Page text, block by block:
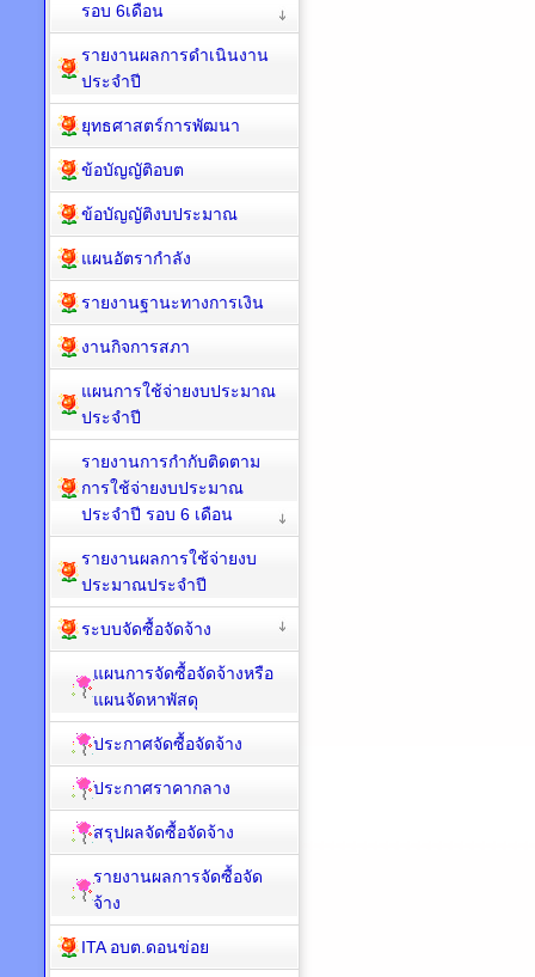
รอบ 6เดือน
รายงานผลการดำเนินงาน
ประจำปี
ยุทธศาสตร์การพัฒนา
ข้อบัญญัติอบต
ข้อบัญญัติงบประมาณ
แผนอัตรากำลัง
รายงานฐานะทางการเงิน
งานกิจการสภา
แผนการใช้จ่ายงบประมาณ
ประจำปี
รายงานการกำกับติดตาม
การใช้จ่ายงบประมาณ
ประจำปี รอบ 6 เดือน
รายงานผลการใช้จ่ายงบ
ประมาณประจำปี
ระบบจัดซื้อจัดจ้าง
แผนการจัดซื้อจัดจ้างหรือ
แผนจัดหาพัสดุ
ประกาศจัดซื้อจัดจ้าง
ประกาศราคากลาง
สรุปผลจัดซื้อจัดจ้าง
รายงานผลการจัดซื้อจัด
จ้าง
ITA อบต.ดอนข่อย